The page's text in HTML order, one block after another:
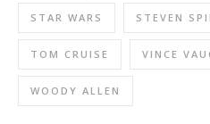
STAR WARS STEVEN
TOM CRUISE VINCE
WOODY ALLEN